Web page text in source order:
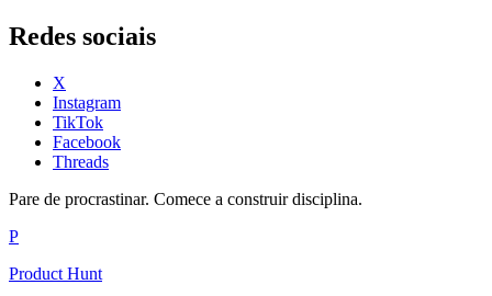
Redes sociais
X
Instagram
TikTok
Facebook
Threads
Pare de procrastinar. Comece a construir disciplina.
P
Product Hunt